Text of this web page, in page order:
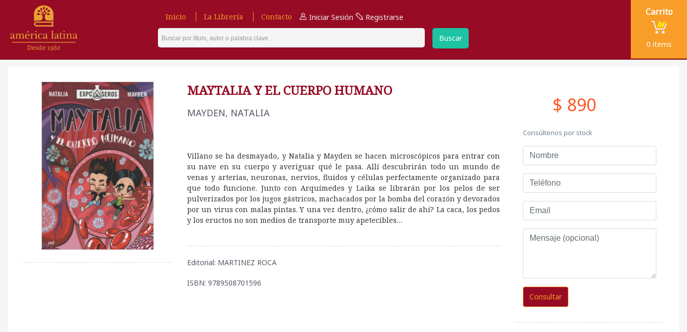
Inicio La Librería Contacto Iniciar Sesión Registrarse
Buscar
Carrito
0 items
MAYTALIA Y EL CUERPO HUMANO
MAYDEN, NATALIA
Villano se ha desmayado, y Natalia y Mayden se hacen microscópicos para entrar con
su nave en su cuerpo y averiguar qué le pasa. Allí descubrirán todo un mundo de
venas y arterias, neuronas, nervios, fluidos y células perfectamente organizado para
que todo funcione. Junto con Arquímedes y Laika se librarán por los pelos de ser
pulverizados por los jugos gástricos, machacados por la bomba del corazón y devorados
por un virus con malas pintas. Y una vez dentro, ¿cómo salir de ahí? La caca, los pedos
y los eructos no son medios de transporte muy apetecibles…
Editorial: MARTINEZ ROCA
ISBN: 9789508701596
$ 890
Consúltenos por stock
Nombre
Teléfono
Email
Mensaje
Consultar